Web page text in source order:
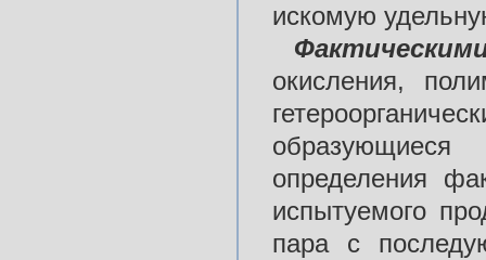
искомую
окисления,
определения
испытуемого
пара с